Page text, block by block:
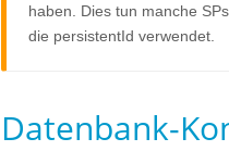
haben. Dies tun manche
die persistentId verwendet.
Datenbank-